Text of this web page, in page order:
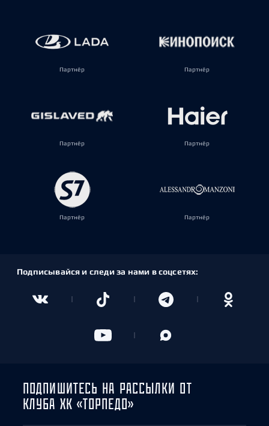
Партнёр Партнёр
Партнёр Партнёр
Партнёр Партнёр
Подписывайся и следи за нами в соцсетях:
ПОДПИШИТЕСЬ НА РАССЫЛКИ ОТ
КЛУБА ХК «ТОРПЕДО»